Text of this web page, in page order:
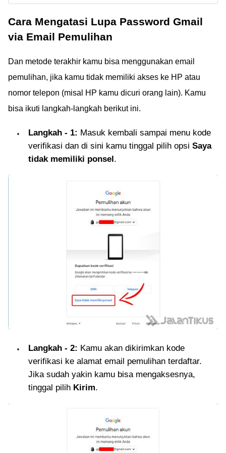
kamu bisa simak cara
terlengkap membuat
dan Outlook di sini!
Cekidot!
Cara Mengatasi Lupa Password Gmail
via Email Pemulihan
Dan metode terakhir kamu bisa menggunakan email
pemulihan, jika kamu tidak memiliki akses ke HP atau
nomor telepon (misal HP kamu dicuri orang lain). Kamu
bisa ikuti langkah-langkah berikut ini.
Langkah - 1: Masuk kembali sampai menu kode
verifikasi dan di sini kamu tinggal pilih opsi Saya
tidak memiliki ponsel.
Langkah - 2: Kamu akan dikirimkan kode
verifikasi ke alamat email pemulihan terdaftar.
Jika sudah yakin kamu bisa mengaksesnya,
tinggal pilih Kirim.